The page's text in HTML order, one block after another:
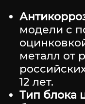
модели с
металл от
12 лет.
Тип блока